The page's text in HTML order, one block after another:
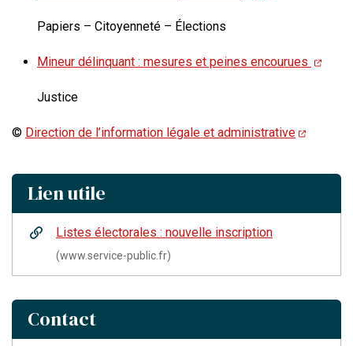
Papiers – Citoyenneté – Élections
Mineur délinquant : mesures et peines encourues
Justice
© Direction de l’information légale et administrative
Lien utile
Listes électorales : nouvelle inscription
(www.service-public.fr)
Contact